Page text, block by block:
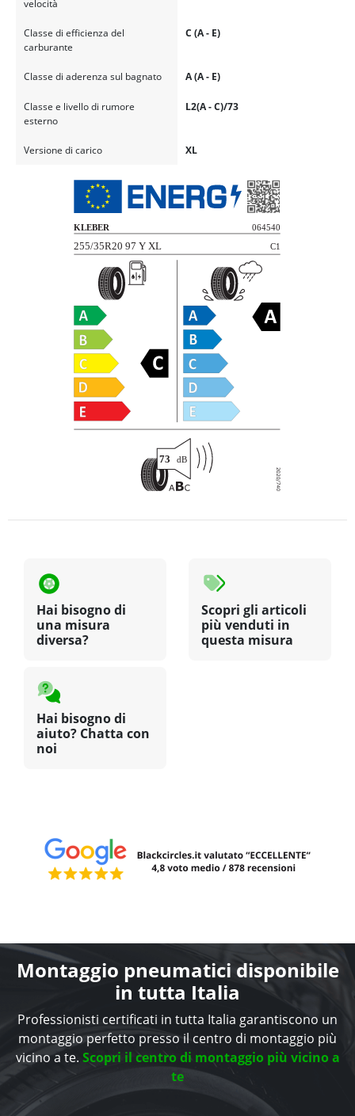
velocità
Classe di efficienza del
carburante
C (A - E)
Classe di aderenza sul bagnato A (A - E)
Classe e livello di rumore
esterno
L2(A - C)/73
Versione di carico XL
Hai bisogno di
una misura
diversa?
Scopri gli articoli
più venduti in
questa misura
Hai bisogno di
aiuto? Chatta con
noi
Montaggio pneumatici disponibile
in tutta Italia
Professionisti certificati in tutta Italia garantiscono un
montaggio perfetto presso il centro di montaggio più
vicino a te. Scopri il centro di montaggio più vicino a
te